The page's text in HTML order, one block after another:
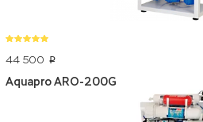
44 500 p
Aquapro ARO-200G